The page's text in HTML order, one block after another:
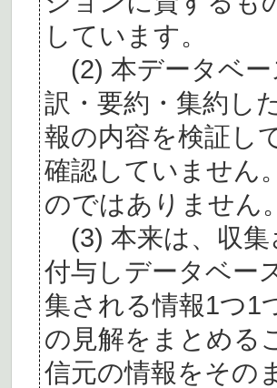
しています。
(2) 本データベー
訳・要約・集約し
報の内容を検証し
確認していません
のではありません。
(3) 本来は、収集
付与しデータベー
集される情報1つ1
の見解をまとめる
信元の情報をその